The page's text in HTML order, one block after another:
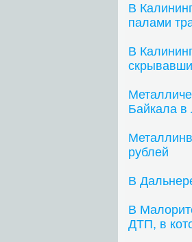
В
палами
В
Байкала в
рублей
В
В
ДТП, в